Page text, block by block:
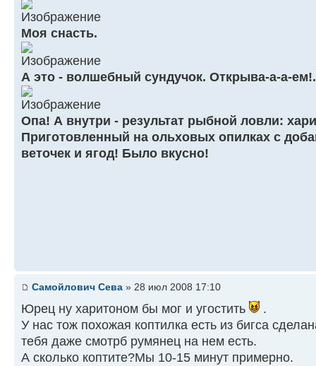
Моя снасть.
А это - волшебный сундучок. Открыва-а-а-
Опа! А внутри - результат рыбной ловли:
Приготовленный на ольховых опилках с
веточек и ягод! Было вкусно!
Самойлович Сева » 28 июл 2008 17:10
Юрец ну харитоном бы мог и угостить
.
У нас тож похожая коптилка есть из бигса
тебя даже смотрб румянец на нем есть.
А сколько коптите?Мы 10-15 минут примерно.